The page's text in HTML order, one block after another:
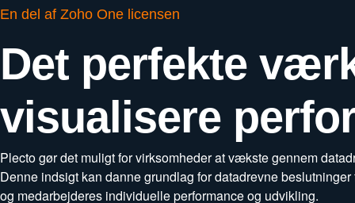
En del af Zoho One licensen
Det perfekte
visualisere
Plecto gør det muligt for virksomheder at vækste gennem
Denne indsigt kan danne grundlag for datadrevne
og medarbejderes individuelle performance og udvikling.